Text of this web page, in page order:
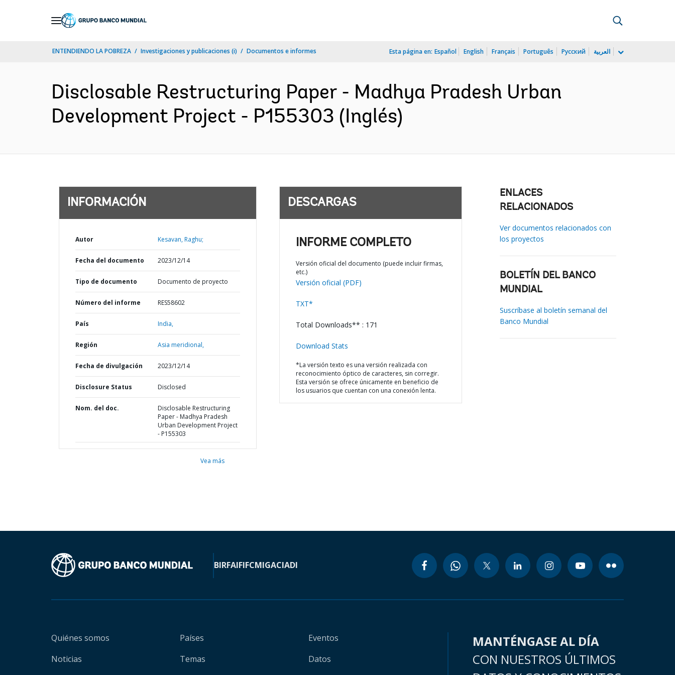
ENTENDIENDO LA POBREZA Investigaciones y publicaciones (i) Documentos e informes Esta página en: Español English Français Português Русский العربية
Disclosable Restructuring Paper - Madhya Pradesh Urban
Development Project - P155303 (Inglés)
INFORMACIÓN
Autor Kesavan, Raghu;
Fecha del documento 2023/12/14
Tipo de documento Documento de proyecto
Número del informe RES58602
País India,
Región Asia meridional,
Fecha de divulgación 2023/12/14
Disclosure Status Disclosed
Nom. del doc.
Disclosable Restructuring
Paper - Madhya Pradesh
Urban Development Project
- P155303
Vea más
DESCARGAS
INFORME COMPLETO
Versión oficial del documento (puede incluir firmas,
etc.)
Versión oficial (PDF)
TXT*
Total Downloads** : 171
Download Stats
*La versión texto es una versión realizada con
reconocimiento óptico de caracteres, sin corregir.
Esta versión se ofrece únicamente en beneficio de
los usuarios que cuentan con una conexión lenta.
ENLACES
RELACIONADOS
Ver documentos relacionados con
los proyectos
BOLETÍN DEL BANCO
MUNDIAL
Suscríbase al boletín semanal del
Banco Mundial
BIRFAIFIFCMIGACIADI
Quiénes somos
Noticias
Países
Temas
Eventos
Datos
MANTÉNGASE AL DÍA
CON NUESTROS ÚLTIMOS